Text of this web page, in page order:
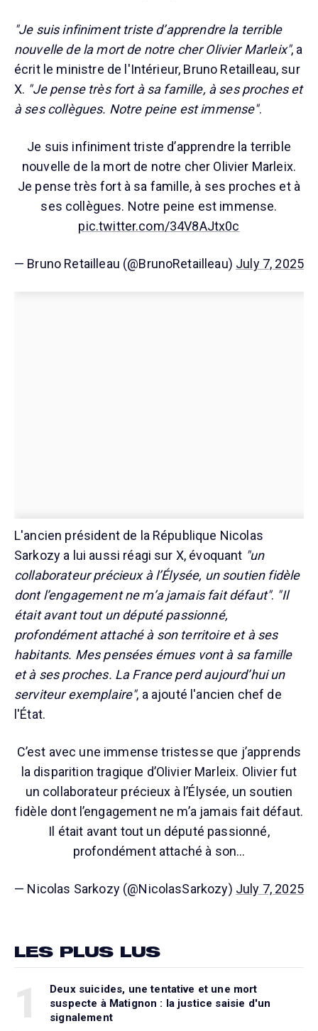
"Je suis infiniment triste d’apprendre la terrible
nouvelle de la mort de notre cher Olivier Marleix", a
écrit le ministre de l'Intérieur, Bruno Retailleau, sur
X. "Je pense très fort à sa famille, à ses proches et
à ses collègues. Notre peine est immense".
Je suis infiniment triste d’apprendre la terrible
nouvelle de la mort de notre cher Olivier Marleix.
Je pense très fort à sa famille, à ses proches et à
ses collègues. Notre peine est immense.
pic.twitter.com/34V8AJtx0c
— Bruno Retailleau (@BrunoRetailleau) July 7, 2025
L'ancien président de la République Nicolas
Sarkozy a lui aussi réagi sur X, évoquant "un
collaborateur précieux à l’Élysée, un soutien fidèle
dont l’engagement ne m’a jamais fait défaut". "Il
était avant tout un député passionné,
profondément attaché à son territoire et à ses
habitants. Mes pensées émues vont à sa famille
et à ses proches. La France perd aujourd’hui un
serviteur exemplaire", a ajouté l'ancien chef de
l'État.
C’est avec une immense tristesse que j’apprends
la disparition tragique d’Olivier Marleix. Olivier fut
un collaborateur précieux à l’Élysée, un soutien
fidèle dont l’engagement ne m’a jamais fait défaut.
Il était avant tout un député passionné,
profondément attaché à son…
— Nicolas Sarkozy (@NicolasSarkozy) July 7, 2025
LES PLUS LUS
Deux suicides, une tentative et une mort
suspecte à Matignon : la justice saisie d'un
signalement